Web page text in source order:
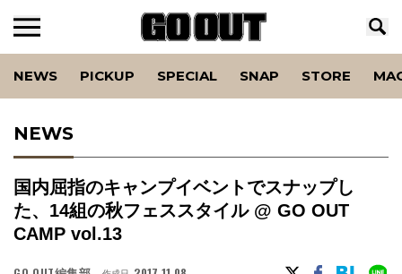
NEWS PICKUP SPECIAL SNAP STORE
NEWS
国内屈指のキャンプイベントでスナップし
た、14組の秋フェススタイル @ GO OUT
CAMP vol.13